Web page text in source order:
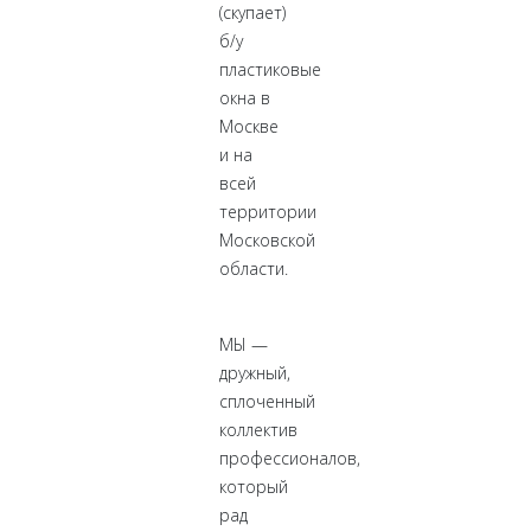
(скупает)
б/у
пластиковые
окна в
Москве
и на
всей
территории
Московской
области.
МЫ —
дружный,
сплоченный
коллектив
профессионалов,
который
рад